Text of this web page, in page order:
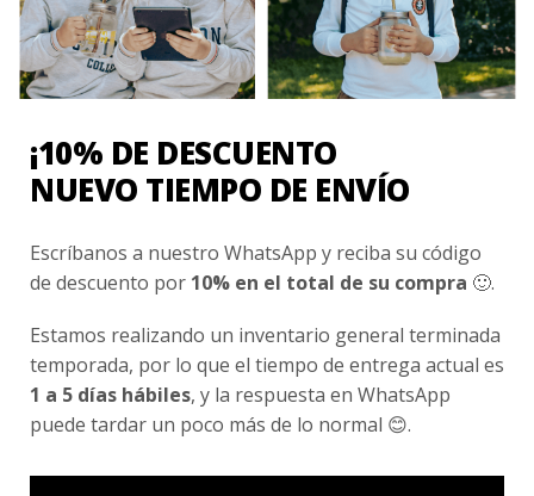
Conocenos
Nosotros
Inversionistas
Newsletter signup
Subscríbete a nuestro Newsletter y obtén ofertas exclusivas y
novedades directamente en tu e-mail.
¡10% DE DESCUENTO
NUEVO TIEMPO DE ENVÍO
Escríbanos a nuestro WhatsApp y reciba su código
de descuento por 10% en el total de su compra 🙂.
Estamos realizando un inventario general terminada
temporada, por lo que el tiempo de entrega actual es
1 a 5 días hábiles, y la respuesta en WhatsApp
puede tardar un poco más de lo normal 😊.